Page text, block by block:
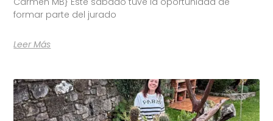
formar parte del jurado
Leer Más